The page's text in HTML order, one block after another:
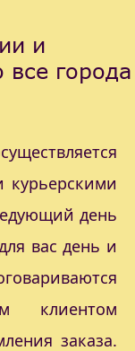
и
города
день
вас день и
клиентом
заказа.